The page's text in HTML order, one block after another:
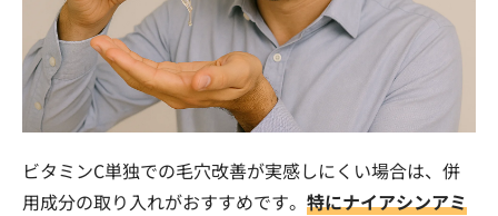
ビタミンC単独での毛穴改善が実感しにくい場合は、併
用成分の取り入れがおすすめです。 特にナイアシンアミ